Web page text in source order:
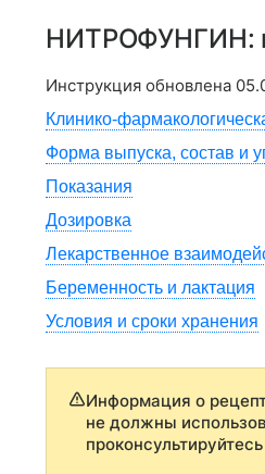
НИТРОФУНГИН:
Инструкция обновлена
Клинико-
Форма выпуска, состав и
Показания
Дозировка
Лекарственное
Беременность и лактация
Условия и сроки хранения
Информация о
не должны